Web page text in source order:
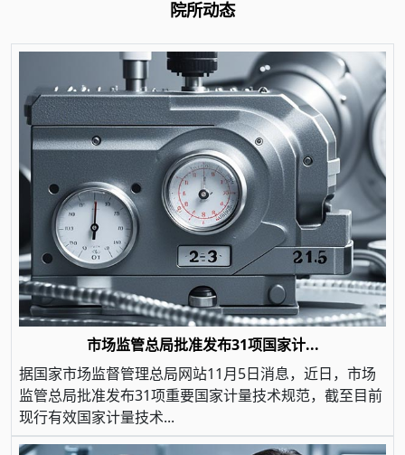
院所动态
市场监管总局批准发布31项国家计...
据国家市场监督管理总局网站11月5日消息，近日，市场
监管总局批准发布31项重要国家计量技术规范，截至目前
现行有效国家计量技术...